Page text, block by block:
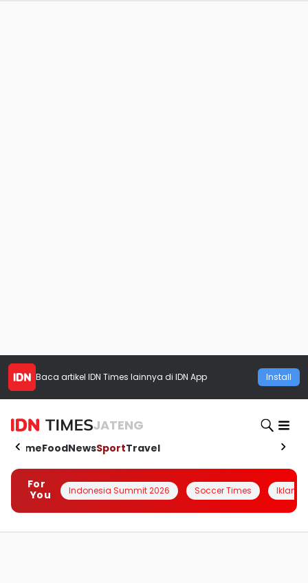
Baca artikel IDN Times lainnya di IDN App Install
JATENG
HomeFoodNewsSportTravel
For
You
Indonesia Summit 2026 Soccer Times Iklanin